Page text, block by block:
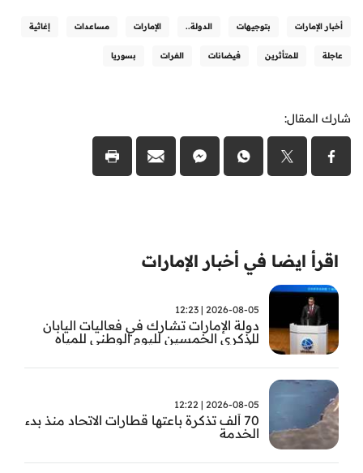
أخبار الإمارات بتوجيهات الدولة.. الإمارات مساعدات إغاثية
عاجلة للمتأثرين فيضانات الفرات بسوريا
شارك المقال:
اقرأ ايضا في أخبار الإمارات
2026-08-05 | 12:23
دولة الإمارات تشارك في فعاليات اليابان
للذكرى الخمسين لليوم الوطني للمياه
2026-08-05 | 12:22
70 ألف تذكرة باعتها قطارات الاتحاد منذ بدء
الخدمة